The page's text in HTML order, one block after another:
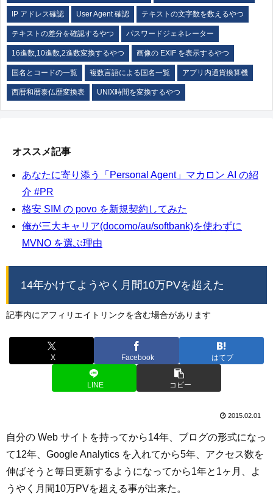
IP アドレス確認 User Agent 確認 テキストの文字数を数えるやつ
テキストの差分を確認するやつ パスワードジェネレーター
16進数,10進数,2進数変換するやつ 画像の EXIF を表示するやつ
国名とコードの一覧 複数言語による国名一覧 アプリ内通貨換算機
西暦和暦泰仏歴変換表 UNIX時間を変換するやつ
オススメ記事
あなたに寄り添う「Personal Agent」マカロン AI の紹
介 #PR
格安 SIM の povo を新規契約してみた
俺が三大キャリア(docomo/au/softbank)を使わずに
MVNO を選ぶ理由
14年かけてようやく月間10万PVを超えた
記事内にアフィリエイトリンクを含む場合があります
X Facebook はてブ
LINE コピー
2015.02.01
自分の Web サイトを持ってから14年、ブログの形式になっ
て12年、Google Analytics を入れてから5年、アクセス数を
伸ばそうと毎日更新するようになってから1年と1ヶ月、よ
うやく月間10万PVを超える事が出来た。